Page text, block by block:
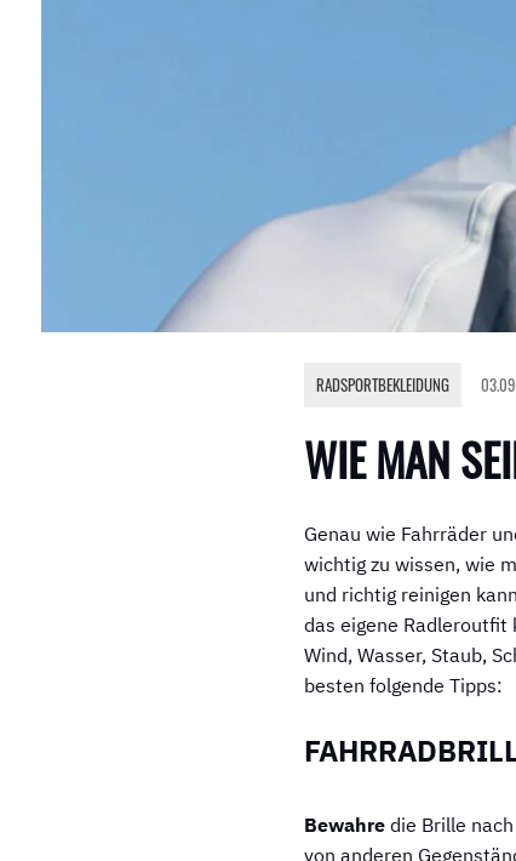
WIE MAN
RADSPORTBEKLEIDUNG
Genau wie Fahrräder
wichtig zu wissen, wie
und richtig reinigen
das eigene Radleroutfit
Wind, Wasser, Staub,
besten folgende Tipps:
Bewahre die Brille
von anderen